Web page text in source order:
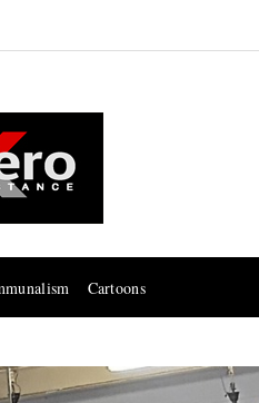
Cartoons